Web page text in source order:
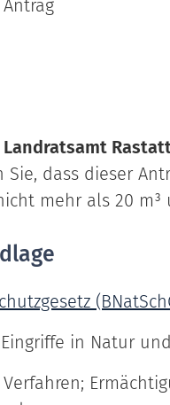
Landratsamt
Sie, dass dieser
mehr als 20
Eingriffe in Natur
Verfahren;